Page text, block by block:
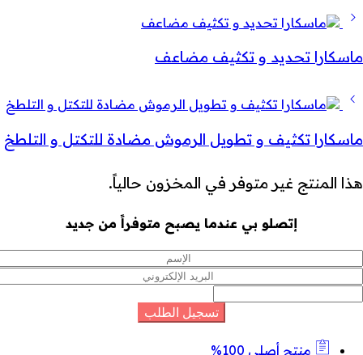
ماسكارا تحديد و تكثيف مضاعف
ماسكارا تكثيف و تطويل الرموش مضادة للتكتل و التلطخ
هذا المنتج غير متوفر في المخزون حالياً.
إتصلو بي عندما يصبح متوفراً من جديد
منتج أصلي 100%